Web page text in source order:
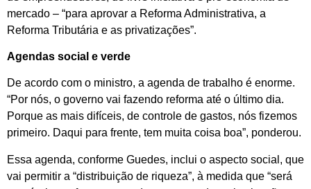
mercado – “para aprovar a Reforma Administrativa, a
Reforma Tributária e as privatizações”.
Agendas social e verde
De acordo com o ministro, a agenda de trabalho é enorme.
“Por nós, o governo vai fazendo reforma até o último dia.
Porque as mais difíceis, de controle de gastos, nós fizemos
primeiro. Daqui para frente, tem muita coisa boa”, ponderou.
Essa agenda, conforme Guedes, inclui o aspecto social, que
vai permitir a “distribuição de riqueza”, à medida que “será